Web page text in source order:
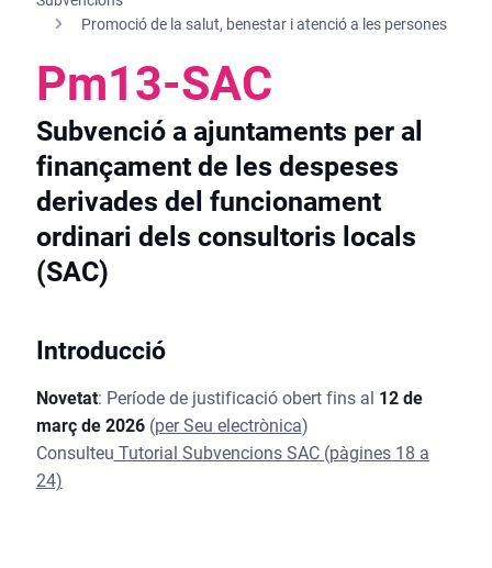
Promoció de la salut, benestar i atenció a les persones
Pm13-SAC
Subvenció a ajuntaments per al
finançament de les despeses
derivades del funcionament
ordinari dels consultoris locals
(SAC)
Introducció
Novetat: Període de justificació obert fins al 12 de
març de 2026 (per Seu electrònica)
Consulteu Tutorial Subvencions SAC (pàgines 18 a
24)